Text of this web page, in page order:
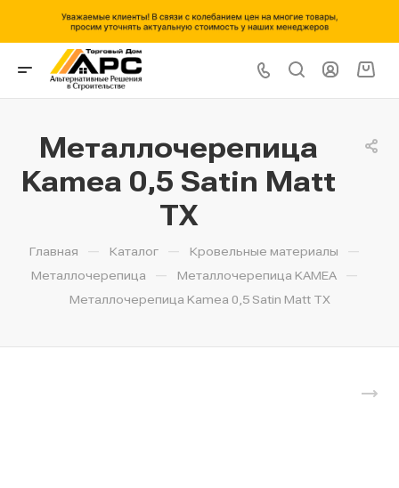
Металлочерепица
Kamea 0,5 Satin Matt
TX
Главная — Каталог — Кровельные материалы —
Металлочерепица — Металлочерепица KAMEA —
Металлочерепица Kamea 0,5 Satin Matt TX